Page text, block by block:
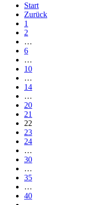
Start
Zurück
1
2
…
6
…
10
…
14
…
20
21
22
23
24
…
30
…
35
…
40